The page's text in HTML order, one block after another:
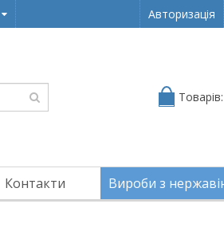
Авторизація
Контакти Вироби з